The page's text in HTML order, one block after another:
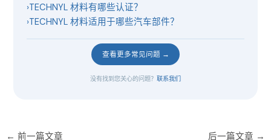
›TECHNYL 材料有哪些认证？
›TECHNYL 材料适用于哪些汽车部件？
查看更多常见问题 →
没有找到您关心的问题？ 联系我们
← 前一篇文章 后一篇文章 →